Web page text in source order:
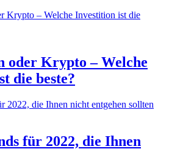
oder Krypto – Welche
die beste?
für 2022, die Ihnen